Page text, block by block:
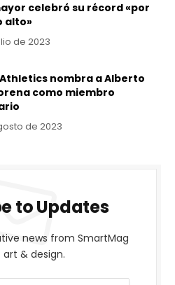
celebró su récord «por
alto»
de 2023
nombra a Alberto
como miembro
de 2023
to Updates
news from SmartMag
& design.